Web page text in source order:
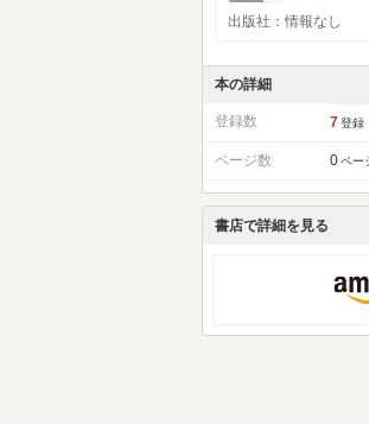
出版社：情報なし
本の詳細
登録数 7 登録
ページ数 0 ペー
書店で詳細を見る